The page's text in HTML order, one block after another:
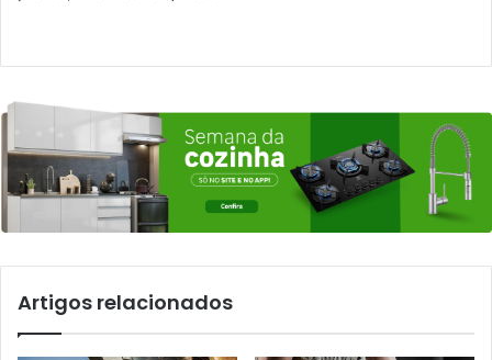
Artigos relacionados